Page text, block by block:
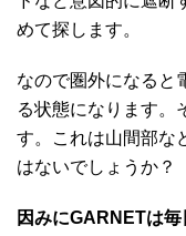
めて探します。
なので圏外になると
る状態になります。
す。これは山間部な
はないでしょうか？
因みにGARNETは毎